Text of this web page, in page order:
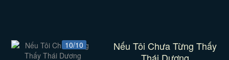
10/10
Nếu Tôi Chưa Từng Thấy